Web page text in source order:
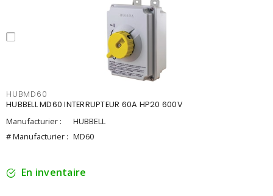
HUBMD60
HUBBELL MD60 INTERRUPTEUR 60A HP20 600V
Manufacturier :
HUBBELL
# Manufacturier : MD60
En inventaire